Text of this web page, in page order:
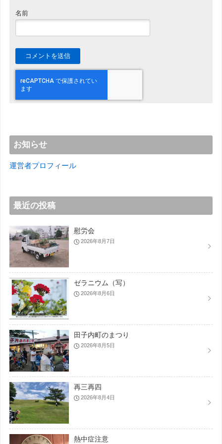
名前
お知らせ
運営者プロフィール
最近の投稿
慰労会
2026年8月7日
ゼラニウム（写）
2026年8月6日
田子内町のまつり
2026年8月5日
再三再四
2026年8月4日
熱中症注意